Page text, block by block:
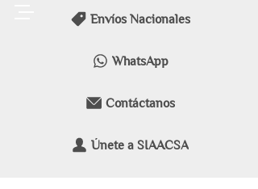
Envíos Nacionales
WhatsApp
Contáctanos
Únete a SIAACSA